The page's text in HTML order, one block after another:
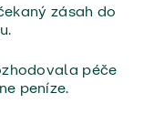
zásah do
péče
peníze.